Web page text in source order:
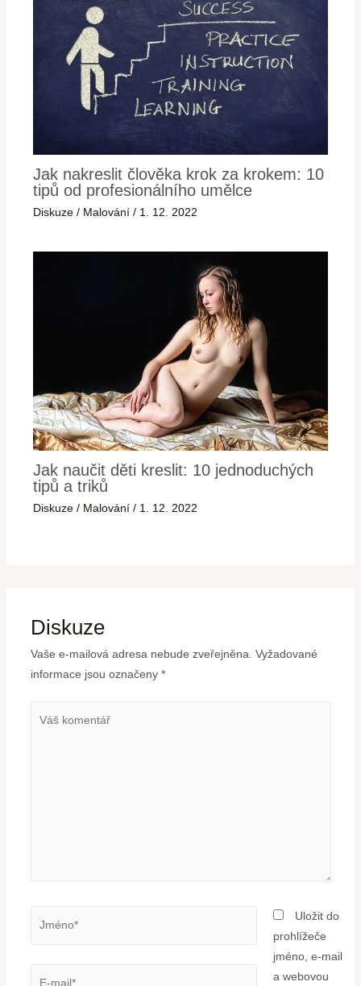
Jak nakreslit člověka krok za krokem: 10
tipů od profesionálního umělce
Diskuze / Malování / 1. 12. 2022
Jak naučit děti kreslit: 10 jednoduchých
tipů a triků
Diskuze / Malování / 1. 12. 2022
Diskuze
Vaše e-mailová adresa nebude zveřejněna. Vyžadované
informace jsou označeny *
Uložit do
prohlížeče
jméno, e-mail
a webovou